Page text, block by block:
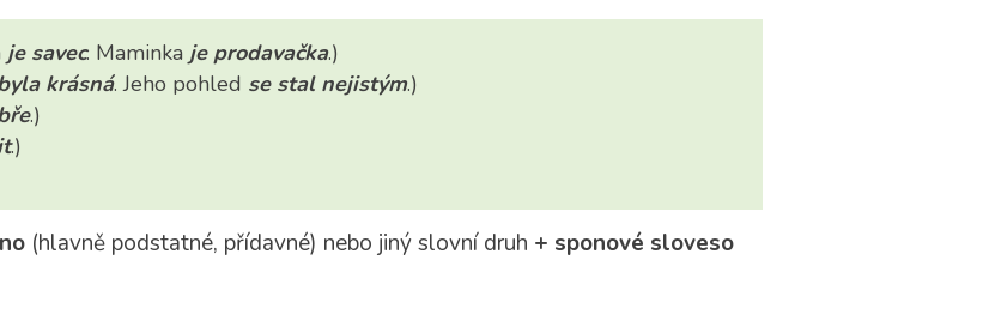
je savec. Maminka je prodavačka.)
krásná. Jeho pohled se stal nejistým.)
.)
.)
(hlavně podstatné, přídavné) nebo jiný slovní druh + sponové sloveso